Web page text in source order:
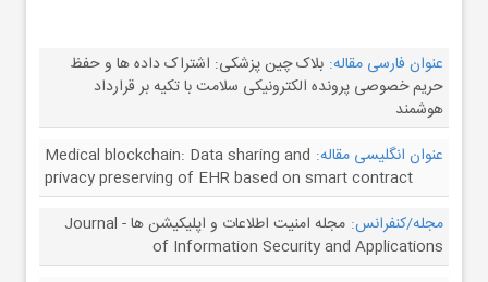
عنوان فارسی مقاله: بلاک چین پزشکی: اشتراک داده ها و حفظ
حریم خصوصی پرونده الکترونیکی سلامت با تکیه بر قرارداد
هوشمند
عنوان انگلیسی مقاله: Medical blockchain: Data sharing and
privacy preserving of EHR based on smart contract
مجله/کنفرانس:
مجله امنیت اطلاعات و اپلیکیشن ها - Journal
of Information Security and Applications